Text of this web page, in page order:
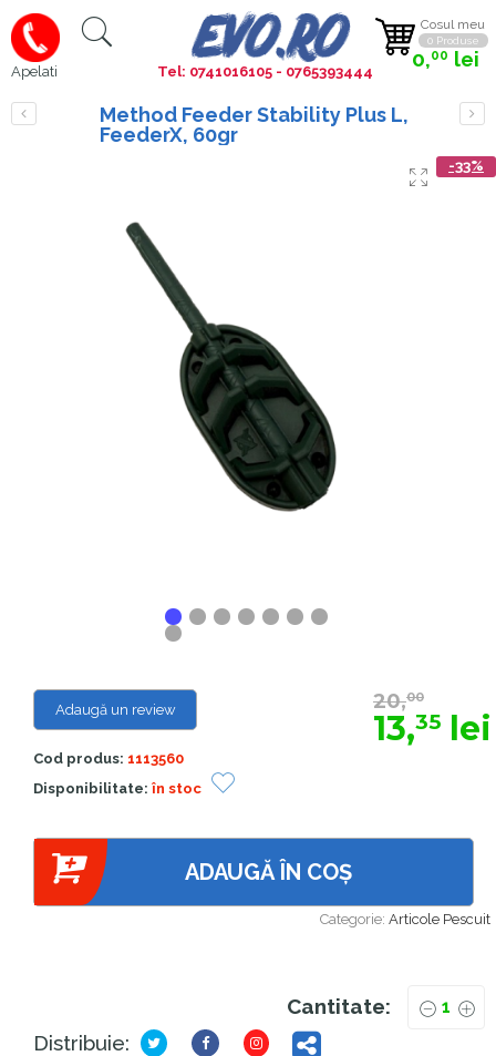
Apelati
Cosul meu
0 Produse
0,00 lei
Tel: 0741016105 - 0765393444
Method Feeder Stability Plus L,
FeederX, 60gr
-33%
Categorie: Articole Pescuit
Adaugă un review
Cod produs: 1113560
Disponibilitate: în stoc
20,00
13,35 lei
ADAUGĂ ÎN COȘ
Cantitate:
Distribuie: